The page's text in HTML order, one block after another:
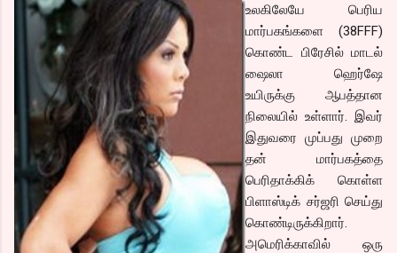
உலகிலேயே பெரிய
மார்பகங்களை (38FFF)
கொண்ட பிரேசில் மாடல்
ஷைலா ஹெர்ஷே
உயிருக்கு ஆபத்தான
நிலையில் உள்ளார். இவர்
இதுவரை முப்பது முறை
தன் மார்பகத்தை
பெரிதாக்கிக் கொள்ள
பிளாஸ்டிக் சர்ஜரி செய்து
கொண்டிருக்கிறார்.
அமெரிக்காவில் ஒரு